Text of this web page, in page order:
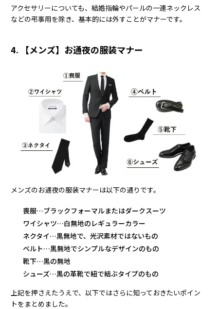
アクセサリーについても、結婚指輪やパールの一連ネックレス
などの弔事用を除き、基本的には外すことがマナーです。
4. 【メンズ】お通夜の服装マナー
メンズのお通夜の服装マナーは以下の通りです。
喪服…ブラックフォーマルまたはダークスーツ
ワイシャツ…白無地のレギュラーカラー
ネクタイ…黒無地で、光沢素材ではないもの
ベルト…黒無地でシンプルなデザインのもの
靴下…黒の無地
シューズ…黒の革靴で紐で結ぶタイプのもの
上記を押さえたうえで、以下ではさらに知っておきたいポイン
トをまとめました。